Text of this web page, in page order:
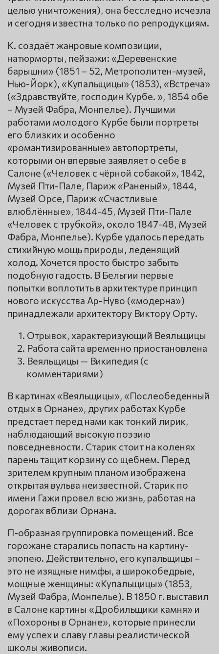
целью уничтожения), она бесследно исчезла
и сегодня известна только по репродукциям.
К. создаёт жанровые композиции,
натюрморты, пейзажи: «Деревенские
барышни» (1851 – 52, Метрополитен-музей,
Нью-Йорк), «Купальщицы» (1853), «Встреча»
(«Здравствуйте, господин Курбе. », 1854 обе
– Музей Фабра, Монпелье). Лучшими
работами молодого Курбе были портреты
его близких и особенно
«романтизированные» автопортреты,
которыми он впервые заявляет о себе в
Салоне («Человек с чёрной собакой», 1842,
Музей Пти-Пале, Париж «Раненый», 1844,
Музей Opce, Париж «Счастливые
влюблённые», 1844-45, Музей Пти-Пале
«Человек с трубкой», около 1847-48, Музей
Фабра, Монпелье). Курбе удалось передать
стихийную мощь природы, леденящий
холод. Хочется просто быстро забыть
подобную гадость. В Бельгии первые
попытки воплотить в архитектуре принцип
нового искусства Ар-Нуво («модерна»)
принадлежали архитектору Виктору Орту.
Отрывок, характеризующий Веяльщицы
Работа сайта временно приостановлена
Веяльщицы — Википедия (с
комментариями)
В картинах «Веяльщицы», «Послеобеденный
отдых в Орнане», других работах Курбе
предстает перед нами как тонкий лирик,
наблюдающий высокую поэзию
повседневности. Старик стоит на коленях
парень тащит корзину со щебнем. Перед
зрителем крупным планом изображена
открытая вульва неизвестной. Старик по
имени Гажи провел всю жизнь, работая на
дорогах вблизи Орнана.
П-образная группировка помещений. Все
горожане старались попасть на картину-
эпопею. Действительно, его купальщицы –
это не изящные нимфы, а широкобедрые,
мощные женщины: «Купальщицы» (1853,
Музей Фабра, Монпелье). В 1850 г. выставил
в Салоне картины «Дробильщики камня» и
«Похороны в Орнане», которые принесли
ему успех и славу главы реалистической
школы живописи.